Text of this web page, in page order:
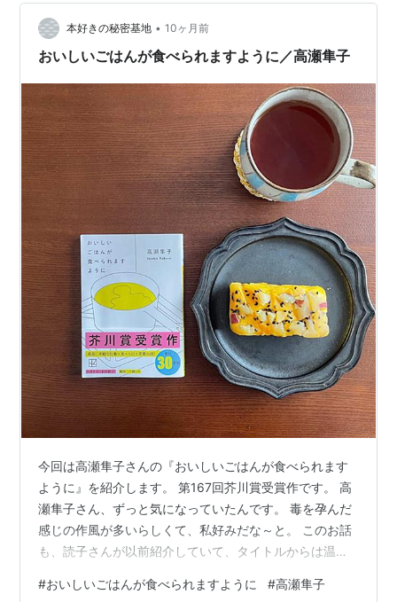
屋に寄った際、チラッと雑誌のコーナーにあるモノを見
つけちゃったんですよね。 ピーナッツ・フレンズの絵柄
が入っているバッグが付録に付い…
本好きの秘密基地 • 10ヶ月前
おいしいごはんが食べられますように／高瀬隼子
今回は高瀬隼子さんの『おいしいごはんが食べられます
ように』を紹介します。 第167回芥川賞受賞作です。 高
瀬隼子さん、ずっと気になっていたんです。 毒を孕んだ
感じの作風が多いらしくて、私好みだな～と。 このお話
も、読子さんが以前紹介していて、タイトルからは温か
感じるお話みたいで、そのギャップに惹かれていたので
#おいしいごはんが食べられますように #高瀬隼子